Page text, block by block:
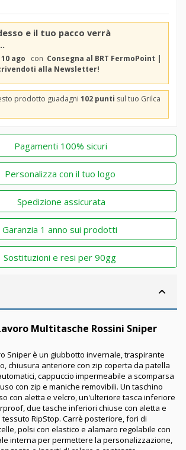
e il tuo pacco verrà
10 ago con Consegna al BRT FermoPoint |
alla Newsletter!
prodotto guadagni 102 punti sul tuo Grilca
Pagamenti 100% sicuri
Personalizza con il tuo logo
Spedizione assicurata
Garanzia 1 anno sui prodotti
Sostituzioni e resi per 90gg
Multitasche Rossini Sniper
Sniper è un giubbotto invernale, traspirante
chiusura anteriore con zip coperta da patella
cappuccio impermeabile a scomparsa
con zip e maniche removibili. Un taschino
con aletta e velcro, un'ulteriore tasca inferiore
due tasche inferiori chiuse con aletta e
RipStop. Carrè posteriore, fori di
polsi con elastico e alamaro regolabile con
interna per permettere la personalizzazione,